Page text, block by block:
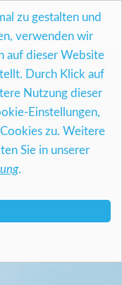
zu gestalten und
verwenden wir
auf dieser Website
Durch Klick auf
Nutzung dieser
Einstellungen,
zu. Weitere
Sie in unserer
.